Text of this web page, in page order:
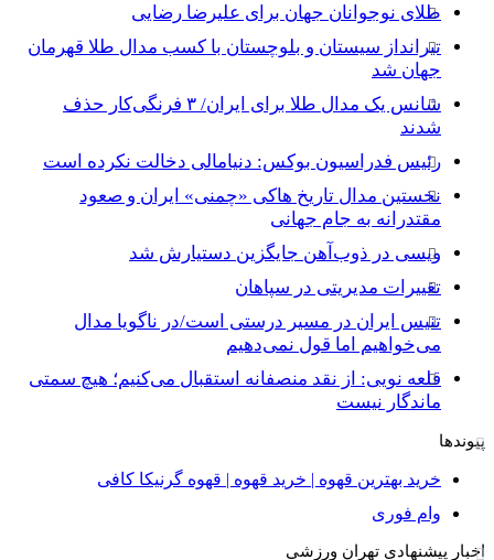
طلای نوجوانان جهان برای علیرضا رضایی
تیرانداز سیستان و بلوچستان با کسب مدال طلا قهرمان
جهان شد
شانس یک مدال طلا برای ایران/ ۳ فرنگی‌کار حذف
شدند
رئیس فدراسیون بوکس: دنیامالی دخالت نکرده است
نخستین مدال تاریخ هاکی «چمنی» ایران و صعود
مقتدرانه به جام جهانی
ویسی در ذوب‌آهن جایگزین دستیارش شد
تغییرات مدیریتی در سپاهان
تنیس ایران در مسیر درستی است/در ناگویا مدال
می‌خواهیم اما قول نمی‌دهیم
قلعه نویی: از نقد منصفانه استقبال می‌کنیم؛ هیچ سمتی
ماندگار نیست
پیوندها
خرید بهترین قهوه | خرید قهوه | قهوه گرنیکا کافی
وام فوری
اخبار پیشنهادی تهران ورزشی